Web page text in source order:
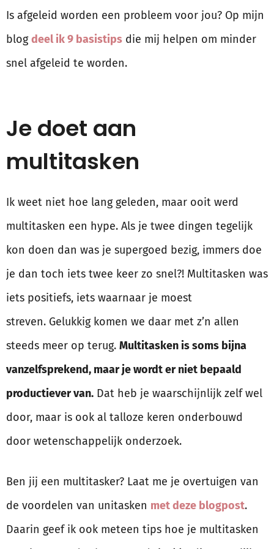
Is afgeleid worden een probleem voor jou? Op mijn
blogdeel ik 9 basistips die mij helpen om minder
snel afgeleid te worden.
Je doet aan
multitasken
Ik weet niet hoe lang geleden, maar ooit werd
multitasken een hype. Als je twee dingen tegelijk
kon doen dan was je supergoed bezig, immers doe
je dan toch iets twee keer zo snel?! Multitasken was
iets positiefs, iets waarnaar je moest
streven. Gelukkig komen we daar met z’n allen
steeds meer op terug. Multitasken is soms bijna
vanzelfsprekend, maar je wordt er niet bepaald
productiever van. Dat heb je waarschijnlijk zelf wel
door, maar is ook al talloze keren onderbouwd
door wetenschappelijk onderzoek.
Ben jij een multitasker? Laat me je overtuigen van
de voordelen van unitasken met deze blogpost.
Daarin geef ik ook meteen tips hoe je multitasken